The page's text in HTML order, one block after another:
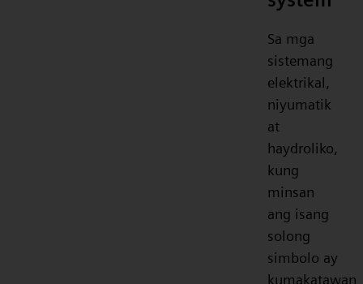
Sa mga
sistemang
elektrikal,
niyumatik
at
haydroliko,
kung
minsan
ang isang
solong
simbolo ay
kumakatawan